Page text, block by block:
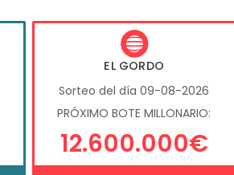
EL GORDO
Sorteo del día 09-08-2026
PRÓXIMO BOTE MILLONARIO:
12.600.000€